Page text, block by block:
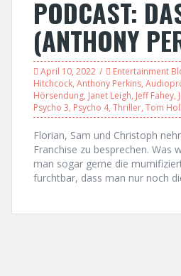
PODCAST:
(ANTHONY
April 10, 2022 Entertainment
Hitchcock, Anthony Perkins,
Hörsendung, Janet Leigh, Jeff Fahey,
Psycho 3, Psycho 4, Thriller, Tom
Florian, Sam und Christoph
Franchise zu besprechen. Was
man sogar gerne die
furchtbar, dass man nur noch